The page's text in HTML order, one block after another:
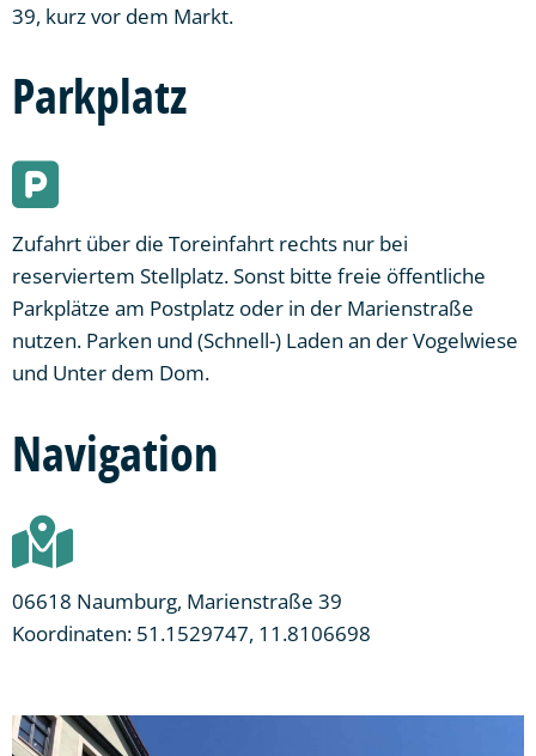
39, kurz vor dem Markt.
Parkplatz
Zufahrt über die Toreinfahrt rechts nur bei
reserviertem Stellplatz. Sonst bitte freie öffentliche
Parkplätze am Postplatz oder in der Marienstraße
nutzen. Parken und (Schnell-) Laden an der Vogelwiese
und Unter dem Dom.
Navigation
06618 Naumburg, Marienstraße 39
Koordinaten: 51.1529747, 11.8106698